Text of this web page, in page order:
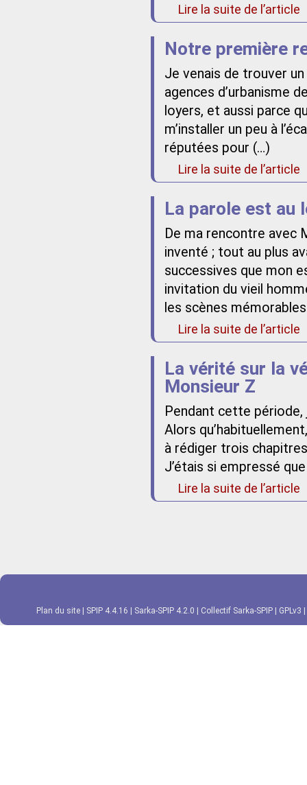
Lire la suite de l’article
Notre première
Je venais de trouver
agences d’urbanisme
loyers, et aussi parce
m’installer un peu à
réputées pour (…)
Lire la suite de l’article
La parole est au
De ma rencontre avec
inventé ; tout au plus
successives que mon
invitation du vieil
les scènes
Lire la suite de l’article
La vérité sur la
Monsieur Z
Pendant cette période,
Alors
à rédiger trois chapitres
J’étais si empressé
Lire la suite de l’article
Plan du site SPIP 4.4.16 Sarka-SPIP 4.2.0 Collectif Sarka-SPIP GPLv3